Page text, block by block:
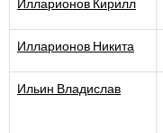
Илларионов Кирилл
Илларионов Никита
Ильин Владислав